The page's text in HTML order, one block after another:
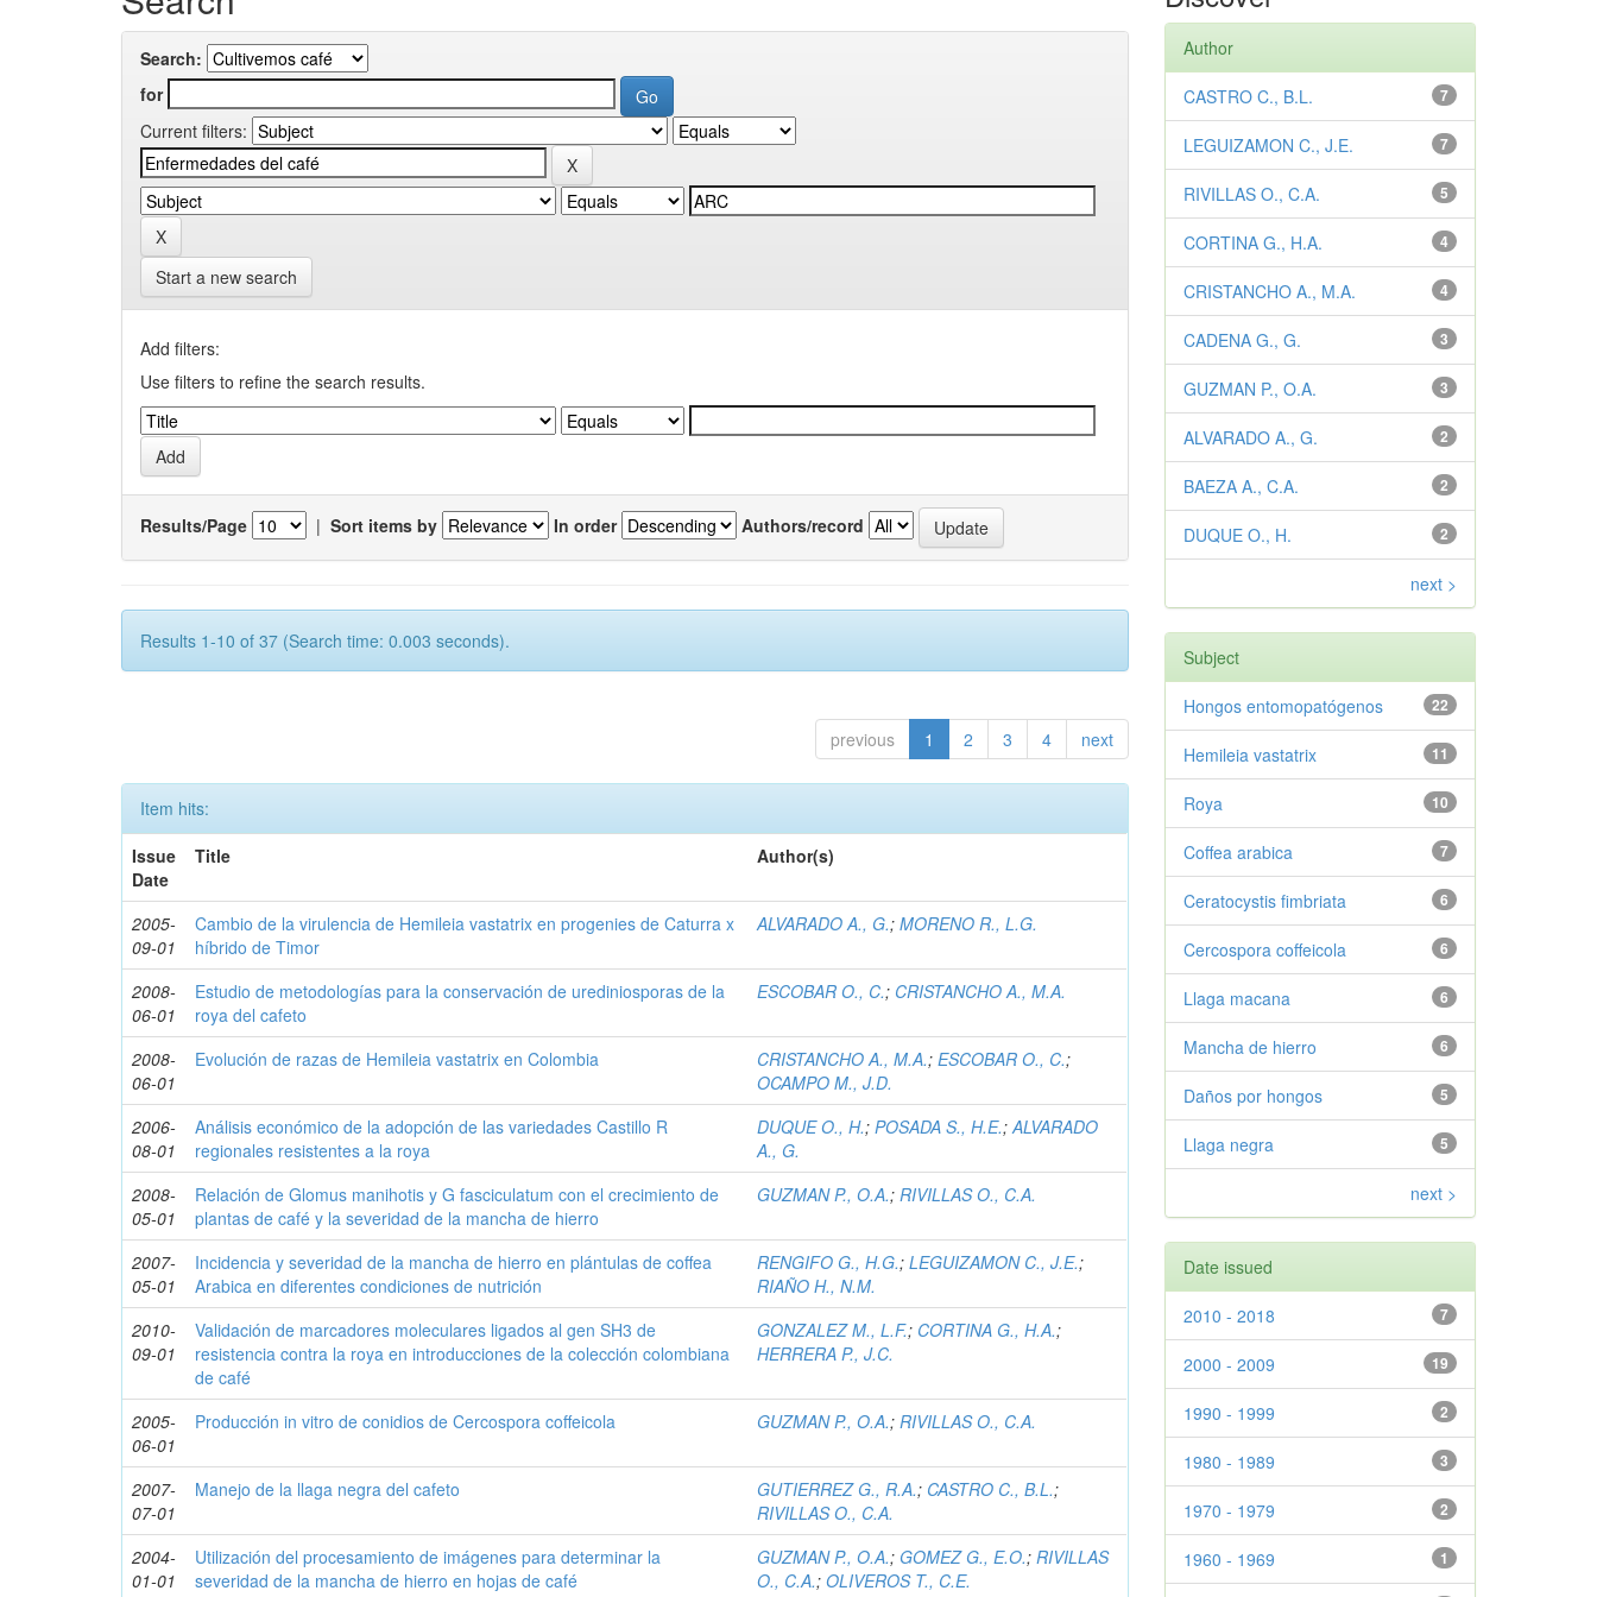
Search:
for
Current filters:
Start a new search
Add filters:
Use filters to refine the search results.
Results/Page | Sort items by In order Authors/record
Results 1-10 of 37 (Search time: 0.003 seconds).
previous 1 2 3 4 next
Item hits:
Issue
Date
Title Author(s)
2005-
09-01
Cambio de la virulencia de Hemileia vastatrix en progenies de Caturra x
híbrido de Timor
ALVARADO A., G.;MORENO R., L.G.
2008-
06-01
Estudio de metodologías para la conservación de urediniosporas de la
roya del cafeto
ESCOBAR O., C.; CRISTANCHO A., M.A.
2008-
06-01
Evolución de razas de Hemileia vastatrix en Colombia CRISTANCHO A., M.A.;ESCOBAR O., C.;
OCAMPO M., J.D.
2006-
08-01
Análisis económico de la adopción de las variedades Castillo R
regionales resistentes a la roya
DUQUE O., H.;POSADA S., H.E.;ALVARADO
A., G.
2008-
05-01
Relación de Glomus manihotis y G fasciculatum con el crecimiento de
plantas de café y la severidad de la mancha de hierro
GUZMAN P., O.A.;RIVILLAS O., C.A.
2007-
05-01
Incidencia y severidad de la mancha de hierro en plántulas de coffea
Arabica en diferentes condiciones de nutrición
RENGIFO G., H.G.;LEGUIZAMON C., J.E.;
RIAÑO H., N.M.
2010-
09-01
Validación de marcadores moleculares ligados al gen SH3 de
resistencia contra la roya en introducciones de la colección colombiana
de café
GONZALEZ M., L.F.; CORTINA G., H.A.;
HERRERA P., J.C.
2005-
06-01
Producción in vitro de conidios de Cercospora coffeicola GUZMAN P., O.A.;RIVILLAS O., C.A.
2007-
07-01
Manejo de la llaga negra del cafeto GUTIERREZ G., R.A.; CASTRO C., B.L.;
RIVILLAS O., C.A.
2004-
01-01
Utilización del procesamiento de imágenes para determinar la
severidad de la mancha de hierro en hojas de café
GUZMAN P., O.A.; GOMEZ G., E.O.;RIVILLAS
O., C.A.;OLIVEROS T., C.E.
Author
7
CASTRO C., B.L.
7
LEGUIZAMON C., J.E.
5
RIVILLAS O., C.A.
4
CORTINA G., H.A.
4
CRISTANCHO A., M.A.
3
CADENA G., G.
3
GUZMAN P., O.A.
2
ALVARADO A., G.
2
BAEZA A., C.A.
2
DUQUE O., H.
next >
Subject
22
Hongos entomopatógenos
11
Hemileia vastatrix
10
Roya
7
Coffea arabica
6
Ceratocystis fimbriata
6
Cercospora coffeicola
6
Llaga macana
6
Mancha de hierro
5
Daños por hongos
5
Llaga negra
next >
Date issued
7
2010 - 2018
19
2000 - 2009
2
1990 - 1999
3
1980 - 1989
2
1970 - 1979
1
1960 - 1969